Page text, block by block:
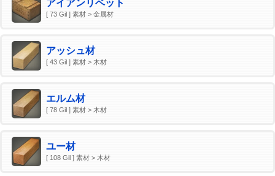
アイアンリベット
[ 73 Gil ] 素材 > 金属材
アッシュ材
[ 43 Gil ] 素材 > 木材
エルム材
[ 78 Gil ] 素材 > 木材
ユー材
[ 108 Gil ] 素材 > 木材